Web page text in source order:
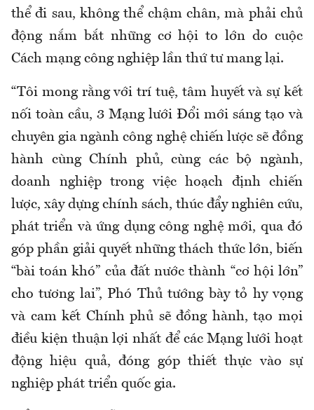
thể đi sau, không thể chậm chân, mà phải chủ
động nắm bắt những cơ hội to lớn do cuộc
Cách mạng công nghiệp lần thứ tư mang lại.
“Tôi mong rằng với trí tuệ, tâm huyết và sự kết
nối toàn cầu, 3 Mạng lưới Đổi mới sáng tạo và
chuyên gia ngành công nghệ chiến lược sẽ đồng
hành cùng Chính phủ, cùng các bộ ngành,
doanh nghiệp trong việc hoạch định chiến
lược, xây dựng chính sách, thúc đẩy nghiên cứu,
phát triển và ứng dụng công nghệ mới, qua đó
góp phần giải quyết những thách thức lớn, biến
“bài toán khó” của đất nước thành “cơ hội lớn”
cho tương lai”, Phó Thủ tướng bày tỏ hy vọng
và cam kết Chính phủ sẽ đồng hành, tạo mọi
điều kiện thuận lợi nhất để các Mạng lưới hoạt
động hiệu quả, đóng góp thiết thực vào sự
nghiệp phát triển quốc gia.